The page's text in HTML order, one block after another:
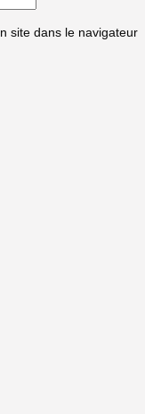
site dans le navigateur